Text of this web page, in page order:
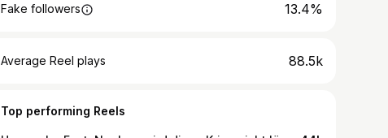
Fake followers 13.4%
Average Reel plays 88.5k
Top performing Reels